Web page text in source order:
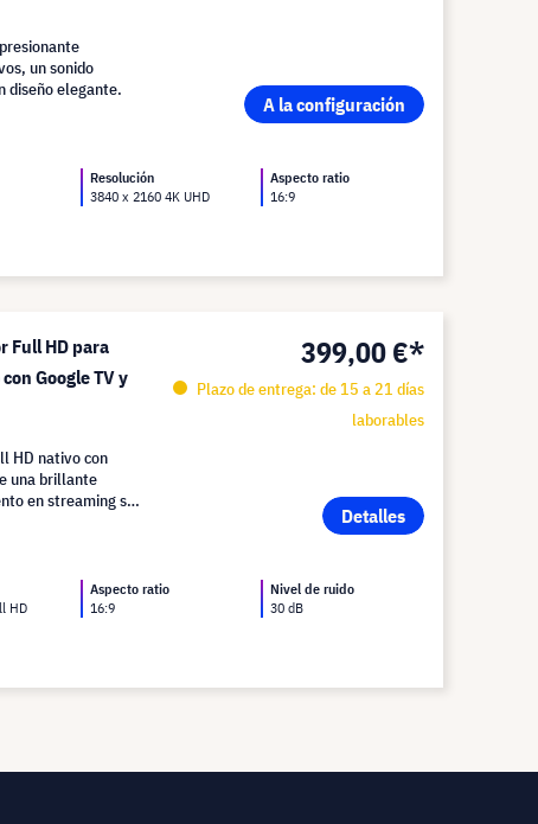
A la configuración
un sonido
diseño elegante.
Resolución
3840 x 2160 4K UHD
Aspecto ratio
16:9
Full HD para
Google TV y
399,00 €*
Plazo de entrega: de 15 a 21 días
laborables
Detalles
HD nativo con
una brillante
en streaming sin
HD
Aspecto ratio
16:9
Nivel de ruido
30 dB